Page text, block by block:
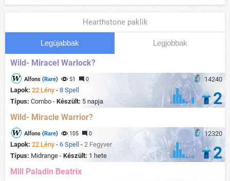
Hearthstone paklik
Legújabbak Legjobbak
Wild- Miracel Warlock?
14240
Alfons (Rare) 51 0
Lapok: 22 Lény - 8 Spell
Típus: Combo - Készült: 5 napja 2
Wild- Miracle Warrior?
12320
Alfons (Rare) 105 0
Lapok: 22 Lény - 6 Spell - 2 Fegyver
Típus: Midrange - Készült: 1 hete 2
Mill Paladin Beatrix